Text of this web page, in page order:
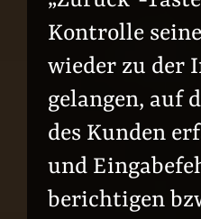
Kontrolle
wieder zu der
gelangen, auf
des Kunden
und
berichtigen